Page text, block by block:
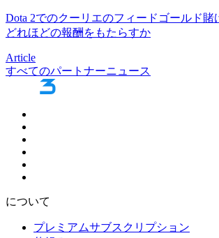
Dota 2でのクーリエのフィードゴールド賭
どれほどの報酬をもたらすか
Article
すべてのパートナーニュース
について
プレミアムサブスクリプション